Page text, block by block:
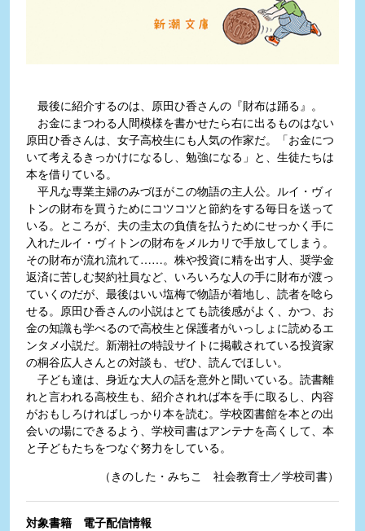
最後に紹介するのは、原田ひ香さんの『財布は踊る』。
お金にまつわる人間模様を書かせたら右に出るものはない
原田ひ香さんは、女子高校生にも人気の作家だ。「お金につ
いて考えるきっかけになるし、勉強になる」と、生徒たちは
本を借りている。
平凡な専業主婦のみづほがこの物語の主人公。ルイ・ヴィ
トンの財布を買うためにコツコツと節約をする毎日を送って
いる。ところが、夫の圭太の負債を払うためにせっかく手に
入れたルイ・ヴィトンの財布をメルカリで手放してしまう。
その財布が流れ流れて……。株や投資に精を出す人、奨学金
返済に苦しむ契約社員など、いろいろな人の手に財布が渡っ
ていくのだが、最後はいい塩梅で物語が着地し、読者を唸ら
せる。原田ひ香さんの小説はとても読後感がよく、かつ、お
金の知識も学べるので高校生と保護者がいっしょに読めるエ
ンタメ小説だ。新潮社の特設サイトに掲載されている投資家
の桐谷広人さんとの対談も、ぜひ、読んでほしい。
子ども達は、身近な大人の話を意外と聞いている。読書離
れと言われる高校生も、紹介されれば本を手に取るし、内容
がおもしろければしっかり本を読む。学校図書館を本との出
会いの場にできるよう、学校司書はアンテナを高くして、本
と子どもたちをつなぐ努力をしている。
（きのした・みちこ 社会教育士／学校司書）
対象書籍 電子配信情報